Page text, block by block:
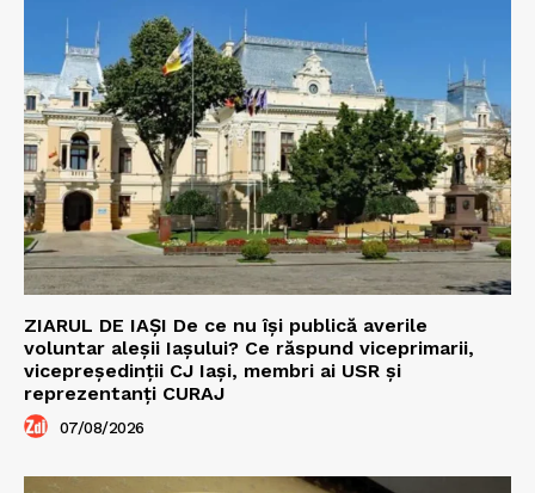
ZIARUL DE IAȘI De ce nu își publică averile
voluntar aleșii Iașului? Ce răspund viceprimarii,
vicepreședinții CJ Iași, membri ai USR și
reprezentanți CURAJ
07/08/2026